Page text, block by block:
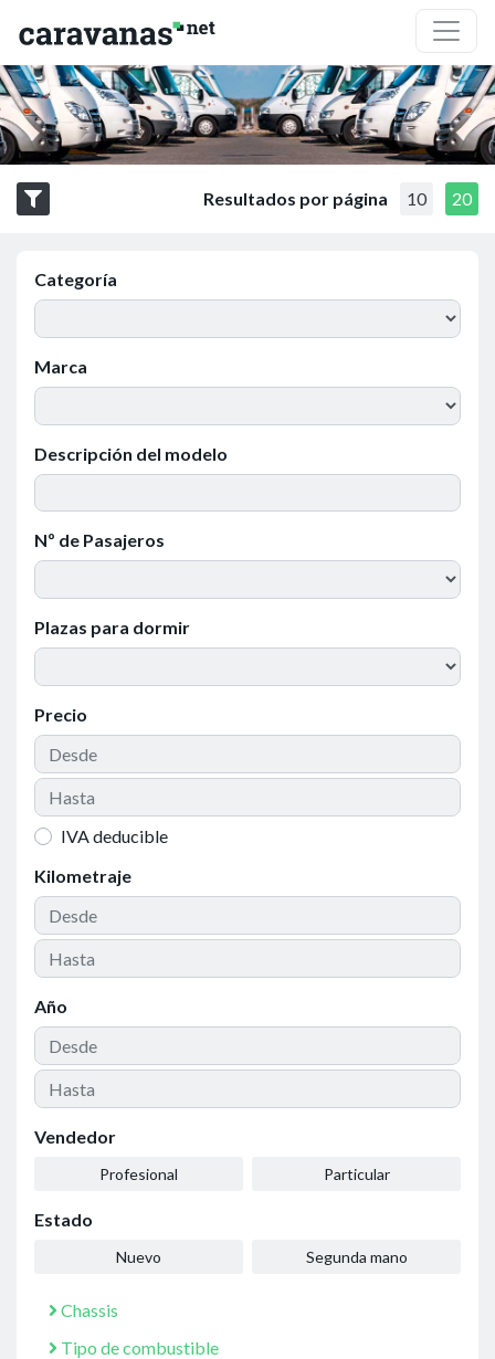
Resultados por página 10 20
Categoría
Marca
Descripción del modelo
Nº de Pasajeros
Plazas para dormir
Precio
IVA deducible
Kilometraje
Año
Vendedor
Profesional Particular
Estado
Nuevo Segunda mano
Chassis
Tipo de combustible